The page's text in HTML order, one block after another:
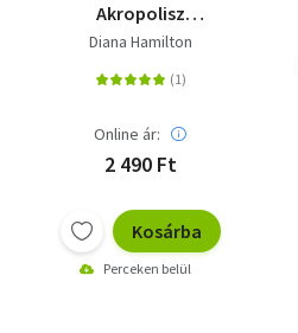
Akropolisz
árnyékában )
Diana Hamilton
Online ár:
2 490 Ft
Kosárba
Perceken belül